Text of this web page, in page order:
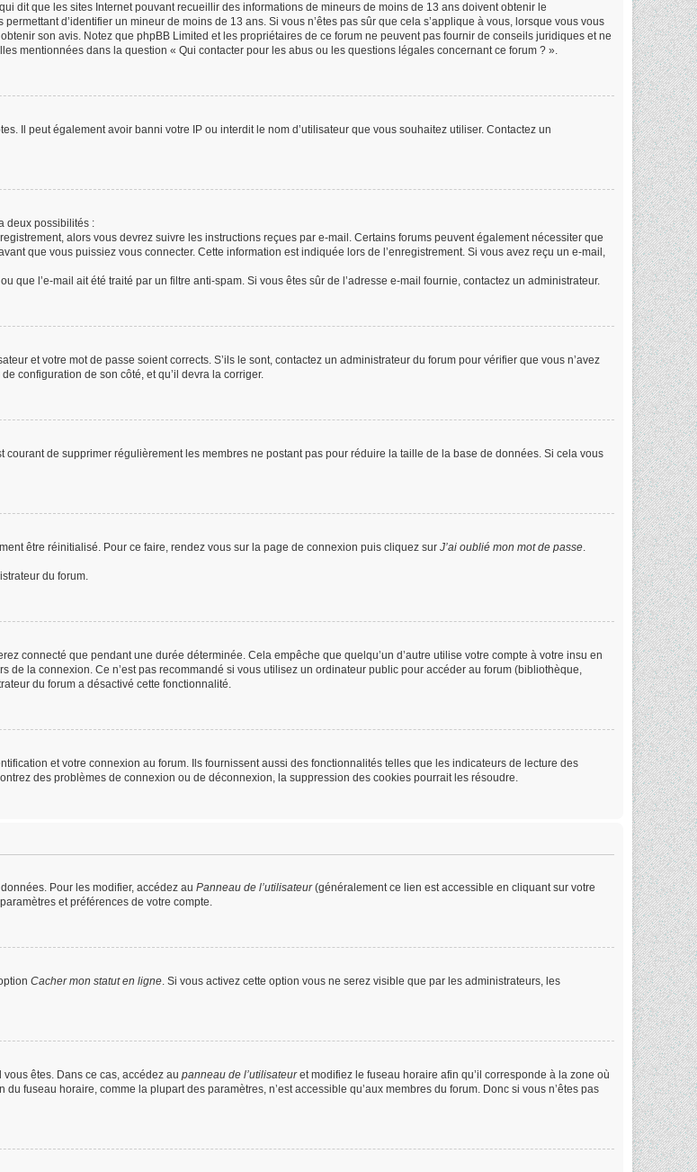
dit que les sites Internet pouvant recueillir des informations de mineurs de moins de 13 ans doivent obtenir le
d’identifier un mineur de moins de 13 ans. Si vous n’êtes pas sûr que cela s’applique à vous, lorsque vous vous
son avis. Notez que phpBB Limited et les propriétaires de ce forum ne peuvent pas fournir de conseils juridiques et ne
mentionnées dans la question « Qui contacter pour les abus ou les questions légales concernant ce forum ? ».
Il peut également avoir banni votre IP ou interdit le nom d’utilisateur que vous souhaitez utiliser. Contactez un
deux possibilités :
alors vous devrez suivre les instructions reçues par e-mail. Certains forums peuvent également nécessiter que
que vous puissiez vous connecter. Cette information est indiquée lors de l’enregistrement. Si vous avez reçu un e-mail,
que l’e-mail ait été traité par un filtre anti-spam. Si vous êtes sûr de l’adresse e-mail fournie, contactez un administrateur.
et votre mot de passe soient corrects. S’ils le sont, contactez un administrateur du forum pour vérifier que vous n’avez
configuration de son côté, et qu’il devra la corriger.
courant de supprimer régulièrement les membres ne postant pas pour réduire la taille de la base de données. Si cela vous
être réinitialisé. Pour ce faire, rendez vous sur la page de connexion puis cliquez sur J’ai oublié mon mot de passe.
du forum.
connecté que pendant une durée déterminée. Cela empêche que quelqu’un d’autre utilise votre compte à votre insu en
de la connexion. Ce n’est pas recommandé si vous utilisez un ordinateur public pour accéder au forum (bibliothèque,
du forum a désactivé cette fonctionnalité.
et votre connexion au forum. Ils fournissent aussi des fonctionnalités telles que les indicateurs de lecture des
des problèmes de connexion ou de déconnexion, la suppression des cookies pourrait les résoudre.
Pour les modifier, accédez au Panneau de l’utilisateur(généralement ce lien est accessible en cliquant sur votre
et préférences de votre compte.
Cacher mon statut en ligne. Si vous activez cette option vous ne serez visible que par les administrateurs, les
êtes. Dans ce cas, accédez au panneau de l’utilisateuret modifiez le fuseau horaire afin qu’il corresponde à la zone où
fuseau horaire, comme la plupart des paramètres, n’est accessible qu’aux membres du forum. Donc si vous n’êtes pas